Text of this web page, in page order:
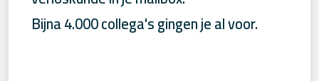
Bijna 4.000 collega's gingen je al voor.